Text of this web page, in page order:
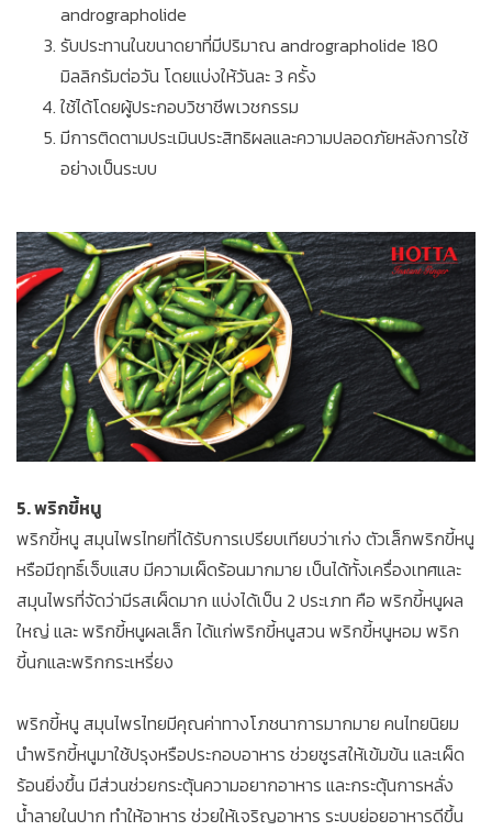
andrographolide
รับประทานในขนาดยาที่มีปริมาณ andrographolide 180
มิลลิกรัมต่อวัน โดยแบ่งให้วันละ 3 ครั้ง
ใช้ได้โดยผู้ประกอบวิชาชีพเวชกรรม
มีการติดตามประเมินประสิทธิผลและความปลอดภัยหลังการใช้
อย่างเป็นระบบ
5. พริกขี้หนู
พริกขี้หนู สมุนไพรไทยที่ได้รับการเปรียบเทียบว่าเก่ง ตัวเล็กพริกขี้หนู
หรือมีฤทธิ์เจ็บแสบ มีความเผ็ดร้อนมากมาย เป็นได้ทั้งเครื่องเทศและ
สมุนไพรที่จัดว่ามีรสเผ็ดมาก แบ่งได้เป็น 2 ประเภท คือ พริกขี้หนูผล
ใหญ่ และ พริกขี้หนูผลเล็ก ได้แก่พริกขี้หนูสวน พริกขี้หนูหอม พริก
ขี้นกและพริกกระเหรี่ยง
พริกขี้หนู สมุนไพรไทยมีคุณค่าทางโภชนาการมากมาย คนไทยนิยม
นำพริกขี้หนูมาใช้ปรุงหรือประกอบอาหาร ช่วยชูรสให้เข้มข้น และเผ็ด
ร้อนยิ่งขึ้น มีส่วนช่วยกระตุ้นความอยากอาหาร และกระตุ้นการหลั่ง
น้ำลายในปาก ทำให้อาหาร ช่วยให้เจริญอาหาร ระบบย่อยอาหารดีขึ้น